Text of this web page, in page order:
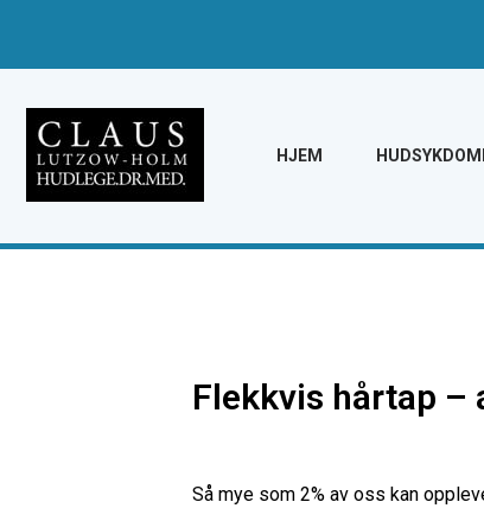
HJEM
Flekkvis hårtap –
Så mye som 2% av oss kan